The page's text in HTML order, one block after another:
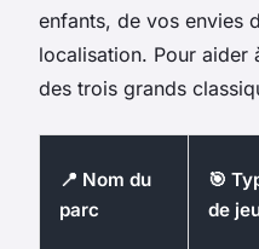
enfants, de vos envies
localisation. Pour aider
des trois grands
📍 Nom du
parc
🎯
de